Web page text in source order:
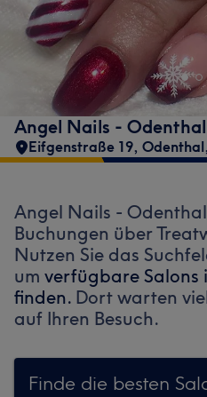
Angel Nails - Odenthal
Eifgenstraße 19, Odenthal,
Angel Nails -
Buchungen über
Nutzen Sie das
um verfügbare Salons
finden. Dort warten
auf Ihren Besuch.
Finde die besten